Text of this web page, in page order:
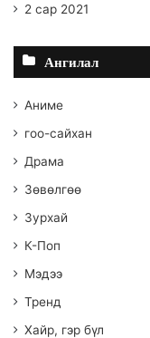
2 сар 2021
Ангилал
Аниме
гоо-сайхан
Драма
Зөвөлгөө
Зурхай
К-Поп
Мэдээ
Тренд
Хайр, гэр бүл